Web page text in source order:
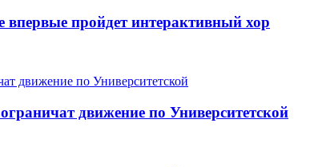
впервые пройдет интерактивный хор
движение по Университетской